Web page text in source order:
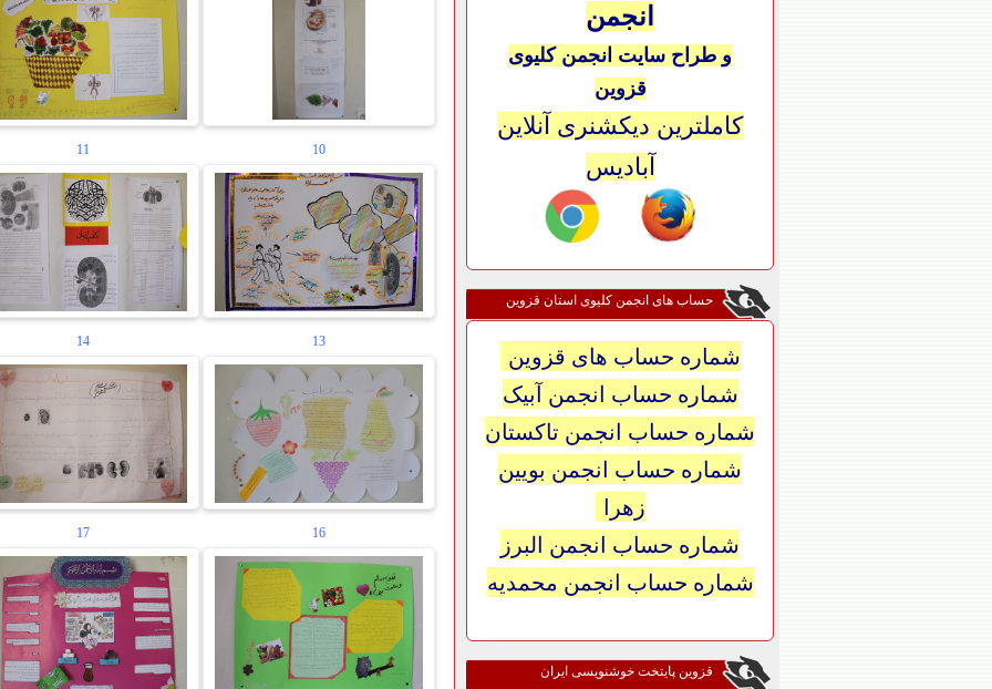
انجمن
و طراح سایت انجمن کلیوی
قزوین
کاملترین دیکشنری آنلاین
آبادیس
حساب های انجمن کلیوی استان قزوین
شماره حساب های قزوین
شماره حساب انجمن آبیک
شماره حساب انجمن تاکستان
شماره حساب انجمن بویین
زهرا
شماره حساب انجمن البرز
شماره حساب انجمن محمدیه
قزوین پایتخت خوشنویسی ایران
10
11
13
14
16
17